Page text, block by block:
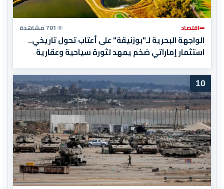
اقتصاد 701 مشاهدة
الواجهة البحرية لـ"بوزنيقة" على أعتاب تحول تاريخي..
استثمار إماراتي ضخم يمهد لثورة سياحية وعقارية
10